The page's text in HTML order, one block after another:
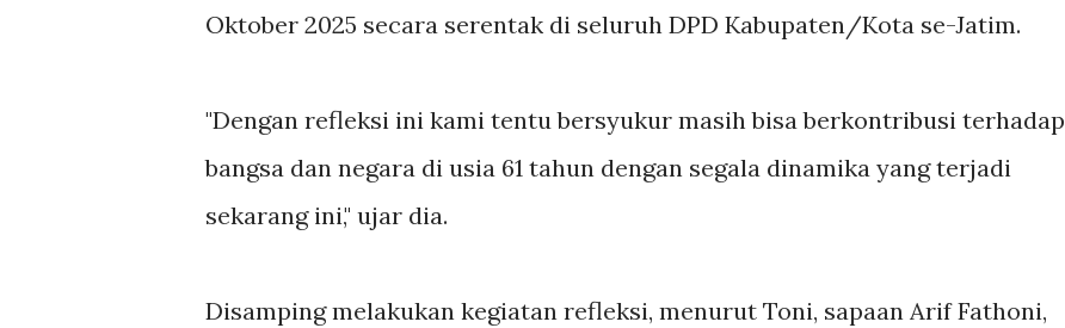
Oktober 2025 secara serentak di seluruh DPD Kabupaten/Kota se-Jatim.
"Dengan refleksi ini kami tentu bersyukur masih bisa berkontribusi terhadap
bangsa dan negara di usia 61 tahun dengan segala dinamika yang terjadi
sekarang ini," ujar dia.
Disamping melakukan kegiatan refleksi, menurut Toni, sapaan Arif Fathoni,